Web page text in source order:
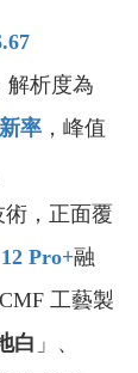
解析度為
率 ，峰值
術，正面覆
Pro+融
工藝製
白 」、